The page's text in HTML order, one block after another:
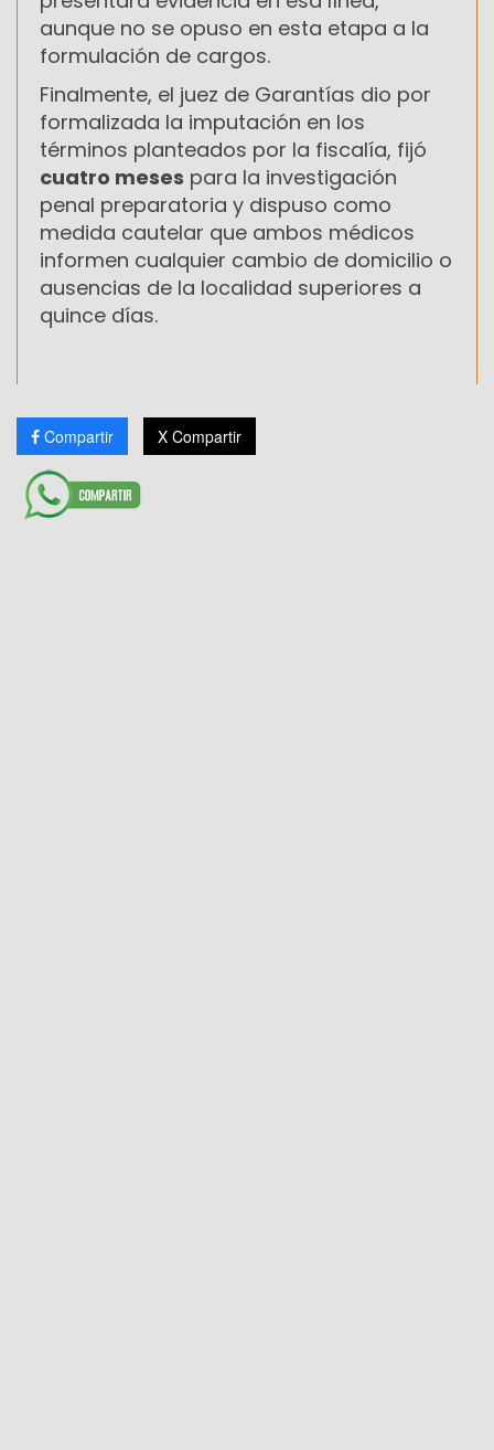
aunque no se opuso en esta etapa a la
formulación de cargos.
Finalmente, el juez de Garantías dio por
formalizada la imputación en los
términos planteados por la fiscalía, fijó
cuatro meses para la investigación
penal preparatoria y dispuso como
medida cautelar que ambos médicos
informen cualquier cambio de domicilio o
ausencias de la localidad superiores a
quince días.
Compartir X Compartir